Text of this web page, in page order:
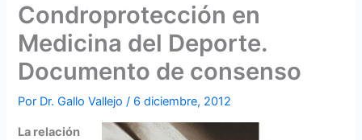
Condroprotección en
Medicina del Deporte.
Documento de consenso
Por Dr. Gallo Vallejo/ 6 diciembre, 2012
La relación